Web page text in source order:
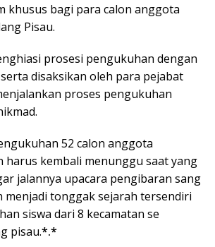
khusus bagi para calon anggota
Pisau.
prosesi pengukuhan dengan
disaksikan oleh para pejabat
proses pengukuhan
52 calon anggota
harus kembali menunggu saat yang
jalannya upacara pengibaran sang
menjadi tonggak sejarah tersendiri
siswa dari 8 kecamatan se
pisau.*.*